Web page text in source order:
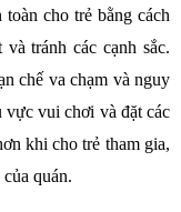
cho trẻ bằng cách
tránh các cạnh sắc.
chế va chạm và nguy
vực vui chơi và đặt các
khi cho trẻ tham gia,
quán.